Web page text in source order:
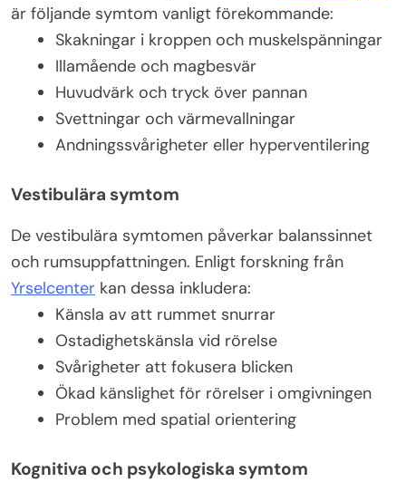
är följande symtom vanligt förekommande:
Skakningar i kroppen och muskelspänningar
Illamående och magbesvär
Huvudvärk och tryck över pannan
Svettningar och värmevallningar
Andningssvårigheter eller hyperventilering
Vestibulära symtom
De vestibulära symtomen påverkar balanssinnet
och rumsuppfattningen. Enligt forskning från
Yrselcenter kan dessa inkludera:
Känsla av att rummet snurrar
Ostadighetskänsla vid rörelse
Svårigheter att fokusera blicken
Ökad känslighet för rörelser i omgivningen
Problem med spatial orientering
Kognitiva och psykologiska symtom